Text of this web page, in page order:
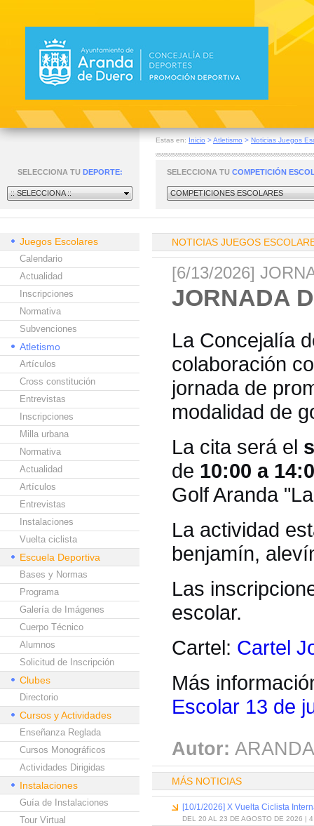
Estas en: Inicio >Atletismo > Noticias Juegos
SELECCIONA TU DEPORTE:
:: SELECCIONA ::
SELECCIONA TU COMPETICIÓN
COMPETICIONES ESCOLARES
Juegos Escolares
Calendario
Actualidad
Inscripciones
Normativa
Subvenciones
Atletismo
Artículos
Cross constitución
Entrevistas
Inscripciones
Milla urbana
Normativa
Actualidad
Artículos
Entrevistas
Instalaciones
Vuelta ciclista
Escuela Deportiva
Bases y Normas
Programa
Galería de Imágenes
Cuerpo Técnico
Alumnos
Solicitud de Inscripción
Clubes
Directorio
Cursos y Actividades
Enseñanza Reglada
Cursos Monográficos
Actividades Dirigidas
Instalaciones
Guía de Instalaciones
Tour Virtual
NOTICIAS JUEGOS
[6/13/2026]
JORNADA
La Concejalía
colaboración
jornada de
modalidad de
La cita será el
de 10:00 a
Golf Aranda
La actividad
benjamín,
Las
escolar.
Cartel: Cartel
Más
Escolar 13 de
Autor:
MÁS NOTICIAS
[10/1/2026] X Vuelta Ciclista
DEL 20 AL 23 DE AGOSTO DE 2026 | 4